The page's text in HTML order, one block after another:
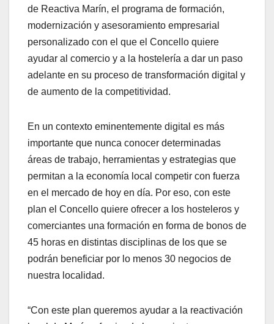
de Reactiva Marín, el programa de formación,
modernización y asesoramiento empresarial
personalizado con el que el Concello quiere
ayudar al comercio y a la hostelería a dar un paso
adelante en su proceso de transformación digital y
de aumento de la competitividad.
En un contexto eminentemente digital es más
importante que nunca conocer determinadas
áreas de trabajo, herramientas y estrategias que
permitan a la economía local competir con fuerza
en el mercado de hoy en día. Por eso, con este
plan el Concello quiere ofrecer a los hosteleros y
comerciantes una formación en forma de bonos de
45 horas en distintas disciplinas de los que se
podrán beneficiar por lo menos 30 negocios de
nuestra localidad.
“Con este plan queremos ayudar a la reactivación